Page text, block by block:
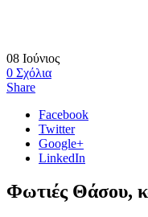
08 Ιούνιος
0 Σχόλια
Share
Facebook
Twitter
Google+
LinkedIn
Φωτιές Θάσου,